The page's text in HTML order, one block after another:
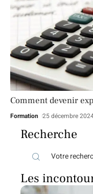
Comment devenir
Formation 25 décembre
Recherche
Les